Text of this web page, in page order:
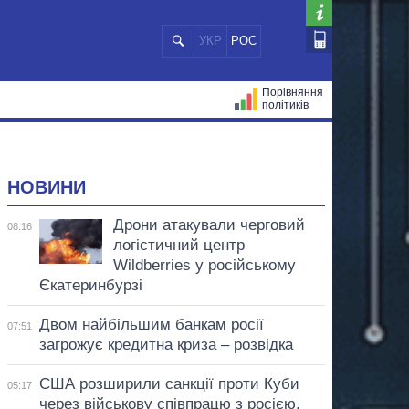
УКР РОС
Порівняння
політиків
НОВИНИ
08:16
Дрони атакували черговий
логістичний центр
Wildberries у російському
Єкатеринбурзі
07:51
Двом найбільшим банкам росії
загрожує кредитна криза – розвідка
05:17
США розширили санкції проти Куби
через військову співпрацю з росією,